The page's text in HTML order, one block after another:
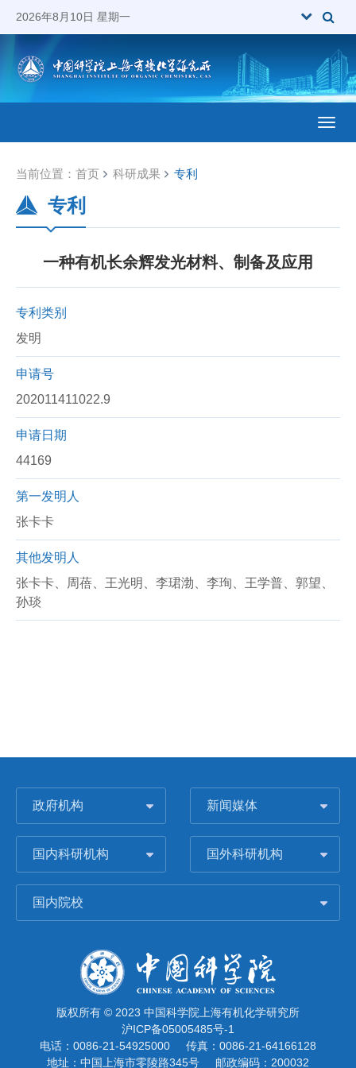
2026年8月10日 星期一
当前位置： 首页 科研成果 专利
专利
一种有机长余辉发光材料、制备及应用
专利类别
发明
申请号
202011411022.9
申请日期
44169
第一发明人
张卡卡
其他发明人
张卡卡、周蓓、王光明、李珺渤、李珣、王学普、郭望、
孙琰
政府机构 新闻媒体
国内科研机构 国外科研机构
国内院校
版权所有 © 2023 中国科学院上海有机化学研究所
沪ICP备05005485号-1
电话：0086-21-54925000
传真：0086-21-64166128
地址：中国上海市零陵路345号
邮政编码：200032